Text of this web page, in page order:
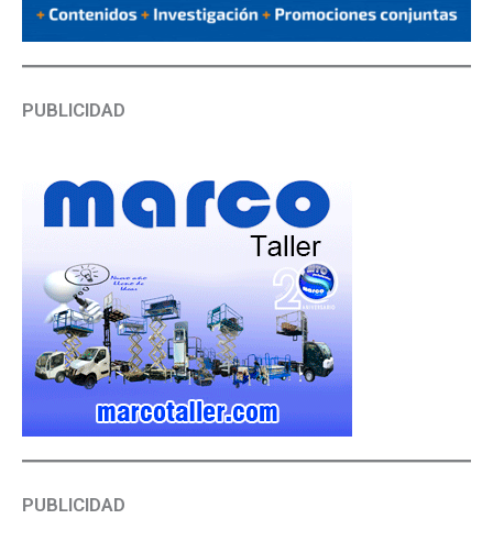
PUBLICIDAD
PUBLICIDAD